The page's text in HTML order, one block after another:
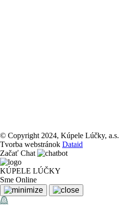
© Copyright 2024, Kúpele Lúčky, a.s.
Tvorba webstránok Dataid
Začať Chat
KÚPELE LÚČKY
Sme Online